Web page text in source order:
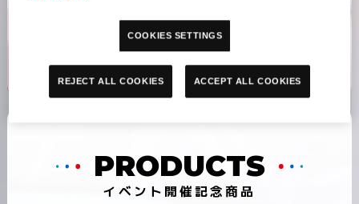
Tokyo
PRODUCTS
イベント開催記念商品
COOKIES SETTINGS
REJECT ALL COOKIES ACCEPT ALL COOKIES